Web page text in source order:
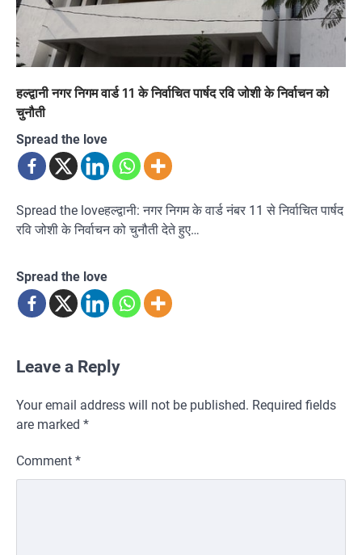
हल्द्वानी नगर निगम वार्ड 11 के निर्वाचित पार्षद रवि जोशी के निर्वाचन को
चुनौती
Spread the love
Spread the loveहल्द्वानी: नगर निगम के वार्ड नंबर 11 से निर्वाचित पार्षद
रवि जोशी के निर्वाचन को चुनौती देते हुए…
Spread the love
Leave a Reply
Your email address will not be published. Required fields
are marked *
Comment *